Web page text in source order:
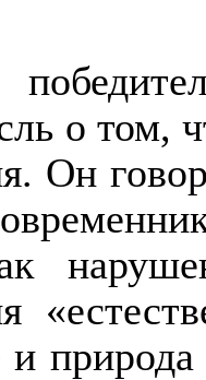
о том,
Он
и